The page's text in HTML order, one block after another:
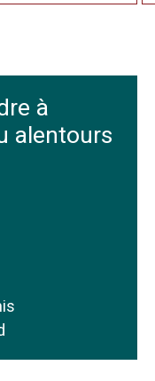
du marché
à
alentours